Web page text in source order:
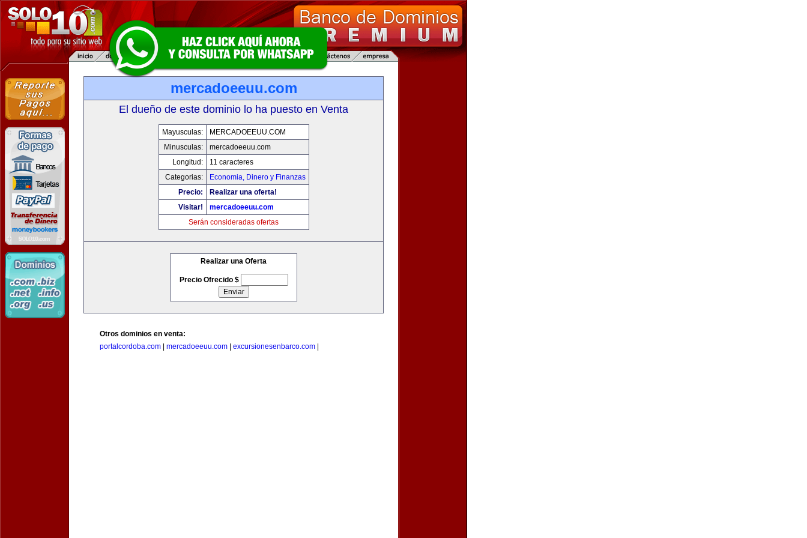
mercadoeeuu.com
El dueño de este dominio lo ha puesto en Venta
Mayusculas:
MERCADOEEUU.COM
Minusculas:
mercadoeeuu.com
Longitud:
11 caracteres
Categorias:
Economia, Dinero y Finanzas
Precio:
Realizar una oferta!
Visitar!
mercadoeeuu.com
Serán consideradas ofertas
Realizar una Oferta
Precio Ofrecido $
Otros dominios en venta:
portalcordoba.com
mercadoeeuu.com excursionesenbarco.com